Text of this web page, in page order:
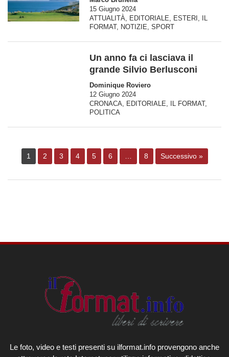
15 Giugno 2024
ATTUALITÀ
EDITORIALE ESTERI
IL
FORMAT, NOTIZIE SPORT
Un anno fa ci lasciava il
grande Silvio Berlusconi
Dominique Roviero
12 Giugno 2024
CRONACA
EDITORIALE IL FORMAT,
POLITICA
1 2 3 4 5 6 8 Successivo »
Le foto, video e testi presenti su ilformat.info provengono anche